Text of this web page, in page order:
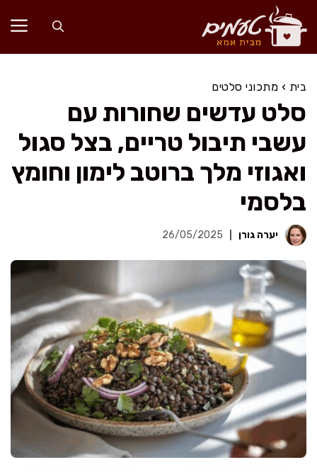
לדלג
לתוכן
בית › מתכוני סלטים
סלט עדשים שחורות עם
עשבי תיבול טריים, בצל סגול
ואגוזי מלך ברוטב לימון וחומץ
בלסמי
יערה גורן 26/05/2025